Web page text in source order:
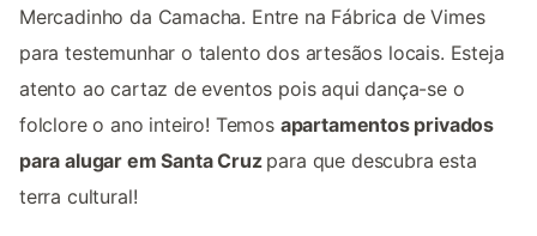
Mercadinho da Camacha. Entre na Fábrica de Vimes
para testemunhar o talento dos artesãos locais. Esteja
atento ao cartaz de eventos pois aqui dança-se o
folclore o ano inteiro! Temos apartamentos privados
para alugar em Santa Cruz para que descubra esta
terra cultural!